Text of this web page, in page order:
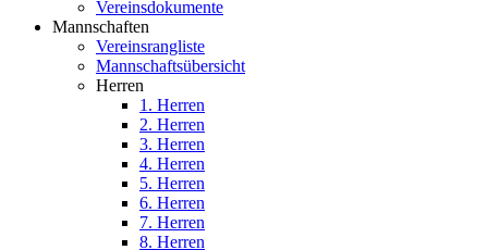
Vereinsdokumente
Mannschaften
Vereinsrangliste
Mannschaftsübersicht
Herren
1. Herren
2. Herren
3. Herren
4. Herren
5. Herren
6. Herren
7. Herren
8. Herren